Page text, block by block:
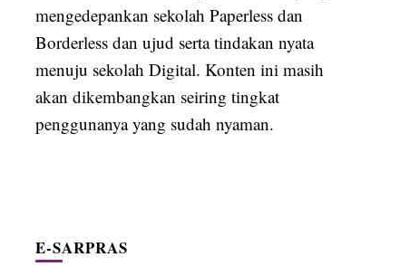
mengedepankan sekolah Paperless dan
Borderless dan ujud serta tindakan nyata
menuju sekolah Digital. Konten ini masih
akan dikembangkan seiring tingkat
penggunanya yang sudah nyaman.
E-SARPRAS